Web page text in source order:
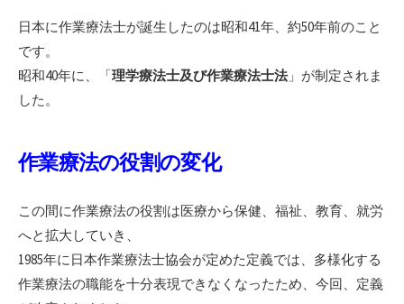
日本に作業療法士が誕生したのは昭和41年、約50年前のこと
です。
昭和40年に、「理学療法士及び作業療法士法」が制定されま
した。
作業療法の役割の変化
この間に作業療法の役割は医療から保健、福祉、教育、就労
へと拡大していき、
1985年に日本作業療法士協会が定めた定義では、多様化する
作業療法の職能を十分表現できなくなったため、今回、定義